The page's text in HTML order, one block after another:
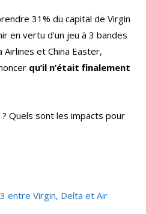
31% du capital de Virgin
en vertu d’un jeu à 3 bandes
et China Easter,
qu’il n’était finalement
Quels sont les impacts pour
entre Virgin, Delta et Air